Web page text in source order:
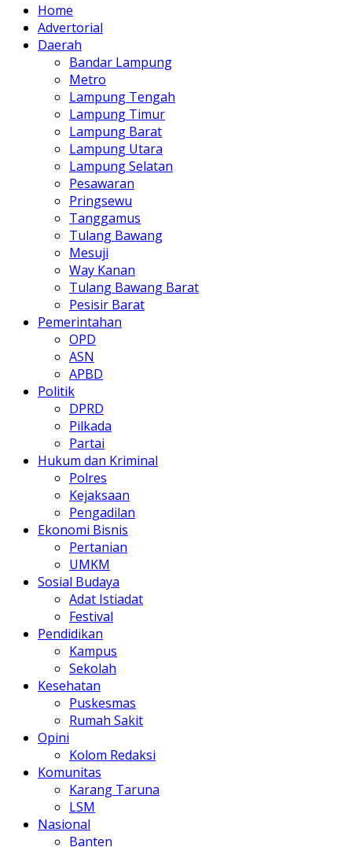
Home
Advertorial
Daerah
Bandar Lampung
Metro
Lampung Tengah
Lampung Timur
Lampung Barat
Lampung Utara
Lampung Selatan
Pesawaran
Pringsewu
Tanggamus
Tulang Bawang
Mesuji
Way Kanan
Tulang Bawang Barat
Pesisir Barat
Pemerintahan
OPD
ASN
APBD
Politik
DPRD
Pilkada
Partai
Hukum dan Kriminal
Polres
Kejaksaan
Pengadilan
Ekonomi Bisnis
Pertanian
UMKM
Sosial Budaya
Adat Istiadat
Festival
Pendidikan
Kampus
Sekolah
Kesehatan
Puskesmas
Rumah Sakit
Opini
Kolom Redaksi
Komunitas
Karang Taruna
LSM
Nasional
Banten